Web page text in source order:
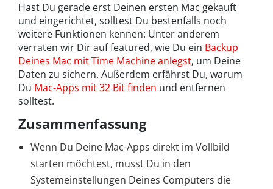
Hast Du gerade erst Deinen ersten Mac gekauft
und eingerichtet, solltest Du bestenfalls noch
weitere Funktionen kennen: Unter anderem
verraten wir Dir auf featured, wie Du ein Backup
Deines Mac mit Time Machine anlegst, um Deine
Daten zu sichern. Außerdem erfährst Du, warum
Du Mac-Apps mit 32 Bit finden und entfernen
solltest.
Zusammenfassung
Wenn Du Deine Mac-Apps direkt im Vollbild
starten möchtest, musst Du in den
Systemeinstellungen Deines Computers die